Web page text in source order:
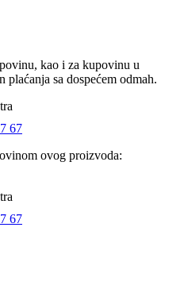
kao i za kupovinu u
sa dospećem odmah.
67
ovog proizvoda:
67